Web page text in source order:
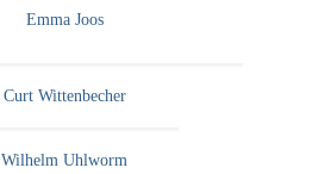
Emma Joos
Curt Wittenbecher
Wilhelm Uhlworm